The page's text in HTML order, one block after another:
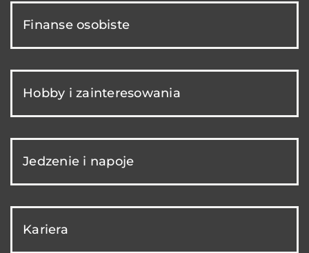
Finanse osobiste
Hobby i zainteresowania
Jedzenie i napoje
Kariera